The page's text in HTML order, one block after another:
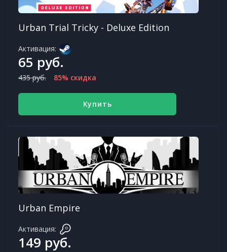
Urban Trial Tricky - Deluxe Edition
Активация:
65 руб.
435 руб. 85% скидка
Купить
Urban Empire
Активация:
149 руб.